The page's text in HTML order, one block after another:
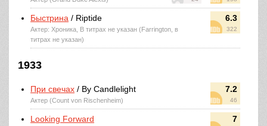
6.3
322
Быстрина / Riptide
Актер: Хроника, В титрах не указан (Farrington, в
титрах не указан)
1933
7.2
46
При свечах / By Candlelight
Актер (Count von Rischenheim)
7
Looking Forward